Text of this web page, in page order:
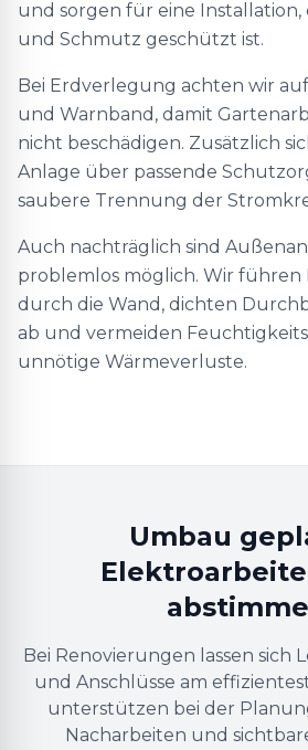
und sorgen für eine Installation,
und Schmutz geschützt ist.
Bei Erdverlegung achten wir
und Warnband, damit
nicht beschädigen. Zusätzlich
Anlage über passende
saubere Trennung der
Auch nachträglich sind
problemlos möglich. Wir führen
durch die Wand, dichten
ab und vermeiden
unnötige Wärmeverluste.
Umbau
Bei Renovierungen lassen sich
und Anschlüsse am
unterstützen bei der
Nacharbeiten und